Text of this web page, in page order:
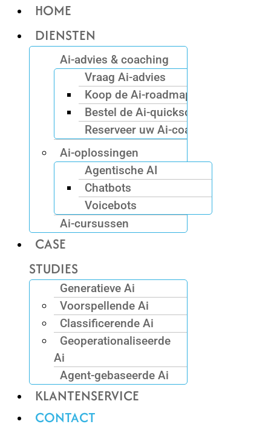
HOME
DIENSTEN
Ai-advies & coaching
Vraag Ai-advies
Koop de Ai-roadmap
Bestel de Ai-quickscan
Reserveer uw Ai-coach
Ai-oplossingen
Agentische AI
Chatbots
Voicebots
Ai-cursussen
CASE
STUDIES
Generatieve Ai
Voorspellende Ai
Classificerende Ai
Geoperationaliseerde
Ai
Agent-gebaseerde Ai
KLANTENSERVICE
CONTACT